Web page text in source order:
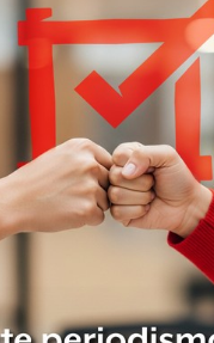
de Fuego cobró un
a la lava que expulsa
columna de
del volcán, de
bajo una cortina de